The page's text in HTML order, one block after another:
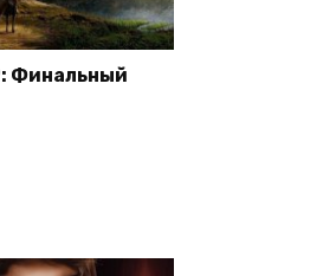
Финальный